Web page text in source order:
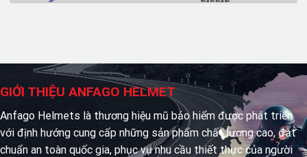
GIỚI THIỆU ANFAGO HELMET
Anfago Helmets là thương hiệu mũ bảo hiểm được phát triển
với định hướng cung cấp những sản phẩm chất lượng cao, đạt
chuẩn an toàn quốc gia, phục vụ nhu cầu thiết thực của người